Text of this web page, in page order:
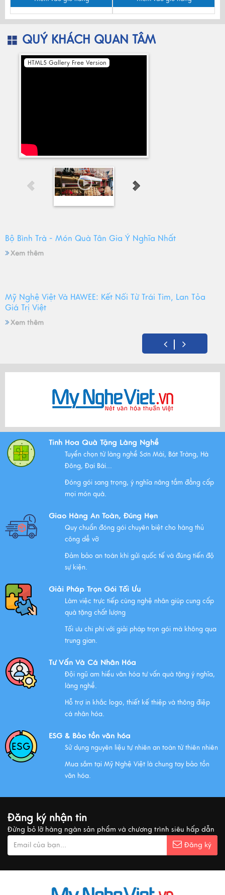
QUÝ KHÁCH QUAN TÂM
HTML5 Gallery Free Version
Bộ Bình Trà - Món Quà Tân Gia Ý Nghĩa Nhất
Xem thêm
Mỹ Nghệ Việt Và HAWEE: Kết Nối Từ Trái Tim, Lan Tỏa
Giá Trị Việt
Xem thêm
Bộ Tam Sự Là Gì ? Bộ Tam Sự Có Ý Nghĩa Như Thế Nào
Trong Văn Hóa Thờ Cúng?
Xem thêm
Xem thêm
Chúc mừng chị Nguyễn Thị Nhựt Phượng - giám đốc
Xem thêm
Chính Sách Quyền Riêng Tư Tại Mỹ Nghệ Việt
NHỮNG ĐẶC ĐIỂM CỦA HÀNG THỦ CÔNG MỸ NGHỆ
QUÀ VĂN HÓA VIỆT TẶNG KHÁCH QUỐC TẾ
Xem thêm
Ý nghĩa cảnh vật Tranh sơn mài
Tinh Hoa Quà Tặng Làng Nghề
Tuyển chọn từ làng nghề Sơn Mài, Bát Tràng, Hà
Đông, Đại Bái...
Đóng gói sang trọng, ý nghĩa nâng tầm đẳng cấp
mọi món quà.
Giao Hàng An Toàn, Đúng Hẹn
Quy chuẩn đóng gói chuyên biệt cho hàng thủ
công dễ vỡ
Đảm bảo an toàn khi gửi quốc tế và đúng tiến độ
sự kiện.
Giải Pháp Trọn Gói Tối Ưu
Làm việc trực tiếp cùng nghệ nhân giúp cung cấp
quà tặng chất lượng
Tối ưu chi phí với giải pháp trọn gói mà không qua
trung gian.
Tư Vấn Và Cá Nhân Hóa
Đội ngũ am hiểu văn hóa tư vấn quà tặng ý nghĩa,
làng nghề.
Hỗ trợ in khắc logo, thiết kế thiệp và thông điệp
cá nhân hóa.
ESG & Bảo tồn văn hóa
Sử dụng nguyên liệu tự nhiên an toàn từ thiên nhiên
Mua sắm tại Mỹ Nghệ Việt là chung tay bảo tồn
văn hóa.
Đăng ký nhận tin
Đừng bỏ lỡ hàng ngàn sản phẩm và chương trình siêu hấp dẫn
Đăng ký